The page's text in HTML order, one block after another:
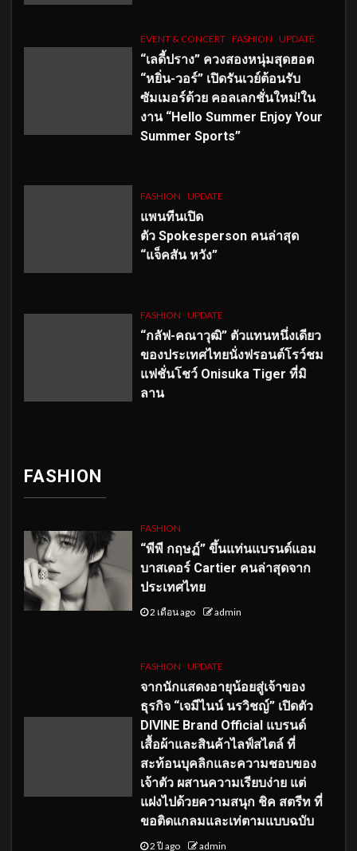
EVENT & CONCERT FASHION UPDATE
“เลดี้ปราง” ควงสองหนุ่มสุดฮอต
“หยิ่น-วอร์” เปิดรันเวย์ต้อนรับ
ซัมเมอร์ด้วย คอลเลกชั่นใหม่!ใน
งาน “Hello Summer Enjoy Your
Summer Sports”
FASHION UPDATE
แพนทีนเปิด
ตัว Spokesperson คนล่าสุด
“แจ็คสัน หวัง”
FASHION UPDATE
“กลัฟ-คณาวุฒิ” ตัวแทนหนึ่งเดียว
ของประเทศไทยนั่งฟรอนต์โรว์ชม
แฟชั่นโชว์ Onisuka Tiger ที่มิ
ลาน
FASHION
FASHION
“พีพี กฤษฏ์” ขึ้นแท่นแบรนด์แอม
บาสเดอร์ Cartier คนล่าสุดจาก
ประเทศไทย
2 เดือน ago admin
FASHION UPDATE
จากนักแสดงอายุน้อยสู่เจ้าของ
ธุรกิจ “เจมีไนน์ นรวิชญ์” เปิดตัว
DIVINE Brand Official แบรนด์
เสื้อผ้าและสินค้าไลฟ์สไตล์ ที่
สะท้อนบุคลิกและความชอบของ
เจ้าตัว ผสานความเรียบง่าย แต่
แฝงไปด้วยความสนุก ชิค สตรีท ที่
ขอติดแกลมและเท่ตามแบบฉบับ
2 ปี ago admin